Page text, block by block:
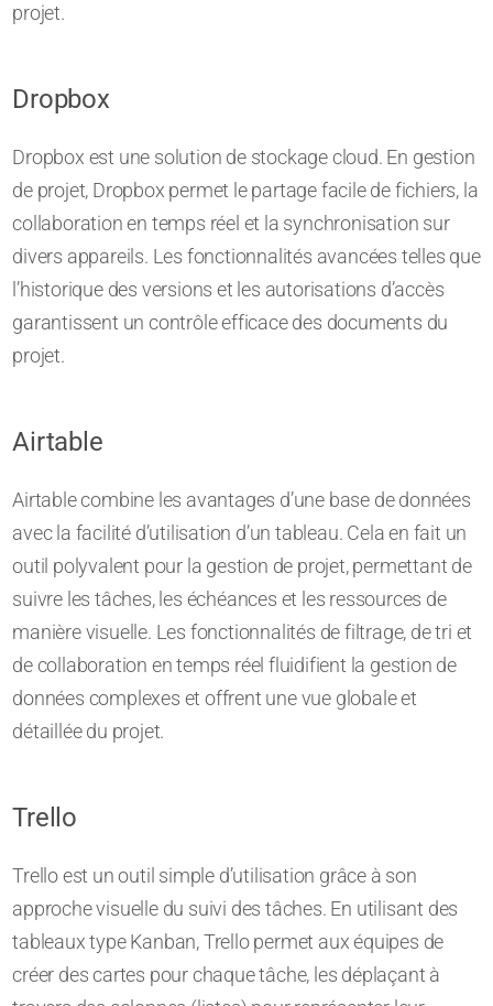
projet.
Dropbox
Dropbox est une solution de stockage cloud. En gestion
de projet, Dropbox permet le partage facile de fichiers, la
collaboration en temps réel et la synchronisation sur
divers appareils. Les fonctionnalités avancées telles que
l’historique des versions et les autorisations d’accès
garantissent un contrôle efficace des documents du
projet.
Airtable
Airtable combine les avantages d’une base de données
avec la facilité d’utilisation d’un tableau. Cela en fait un
outil polyvalent pour la gestion de projet, permettant de
suivre les tâches, les échéances et les ressources de
manière visuelle. Les fonctionnalités de filtrage, de tri et
de collaboration en temps réel fluidifient la gestion de
données complexes et offrent une vue globale et
détaillée du projet.
Trello
Trello est un outil simple d’utilisation grâce à son
approche visuelle du suivi des tâches. En utilisant des
tableaux type Kanban, Trello permet aux équipes de
créer des cartes pour chaque tâche, les déplaçant à